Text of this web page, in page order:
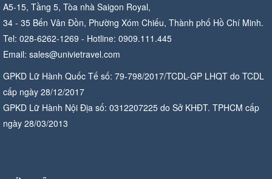
A5-15, Tầng 5, Tòa nhà Saigon Royal,
34 - 35 Bến Vân Đồn, Phường Xóm Chiếu, Thành phố Hồ Chí Minh.
Tel: 028-6262-1269 - Hotline: 0909.111.445
Email: sales@univietravel.com
GPKD Lữ Hành Quốc Tế số: 79-798/2017/TCDL-GP LHQT do TCDL
cấp ngày 28/12/2017
GPKD Lữ Hành Nội Địa số: 0312207225 do Sở KHĐT. TPHCM cấp
ngày 28/03/2013